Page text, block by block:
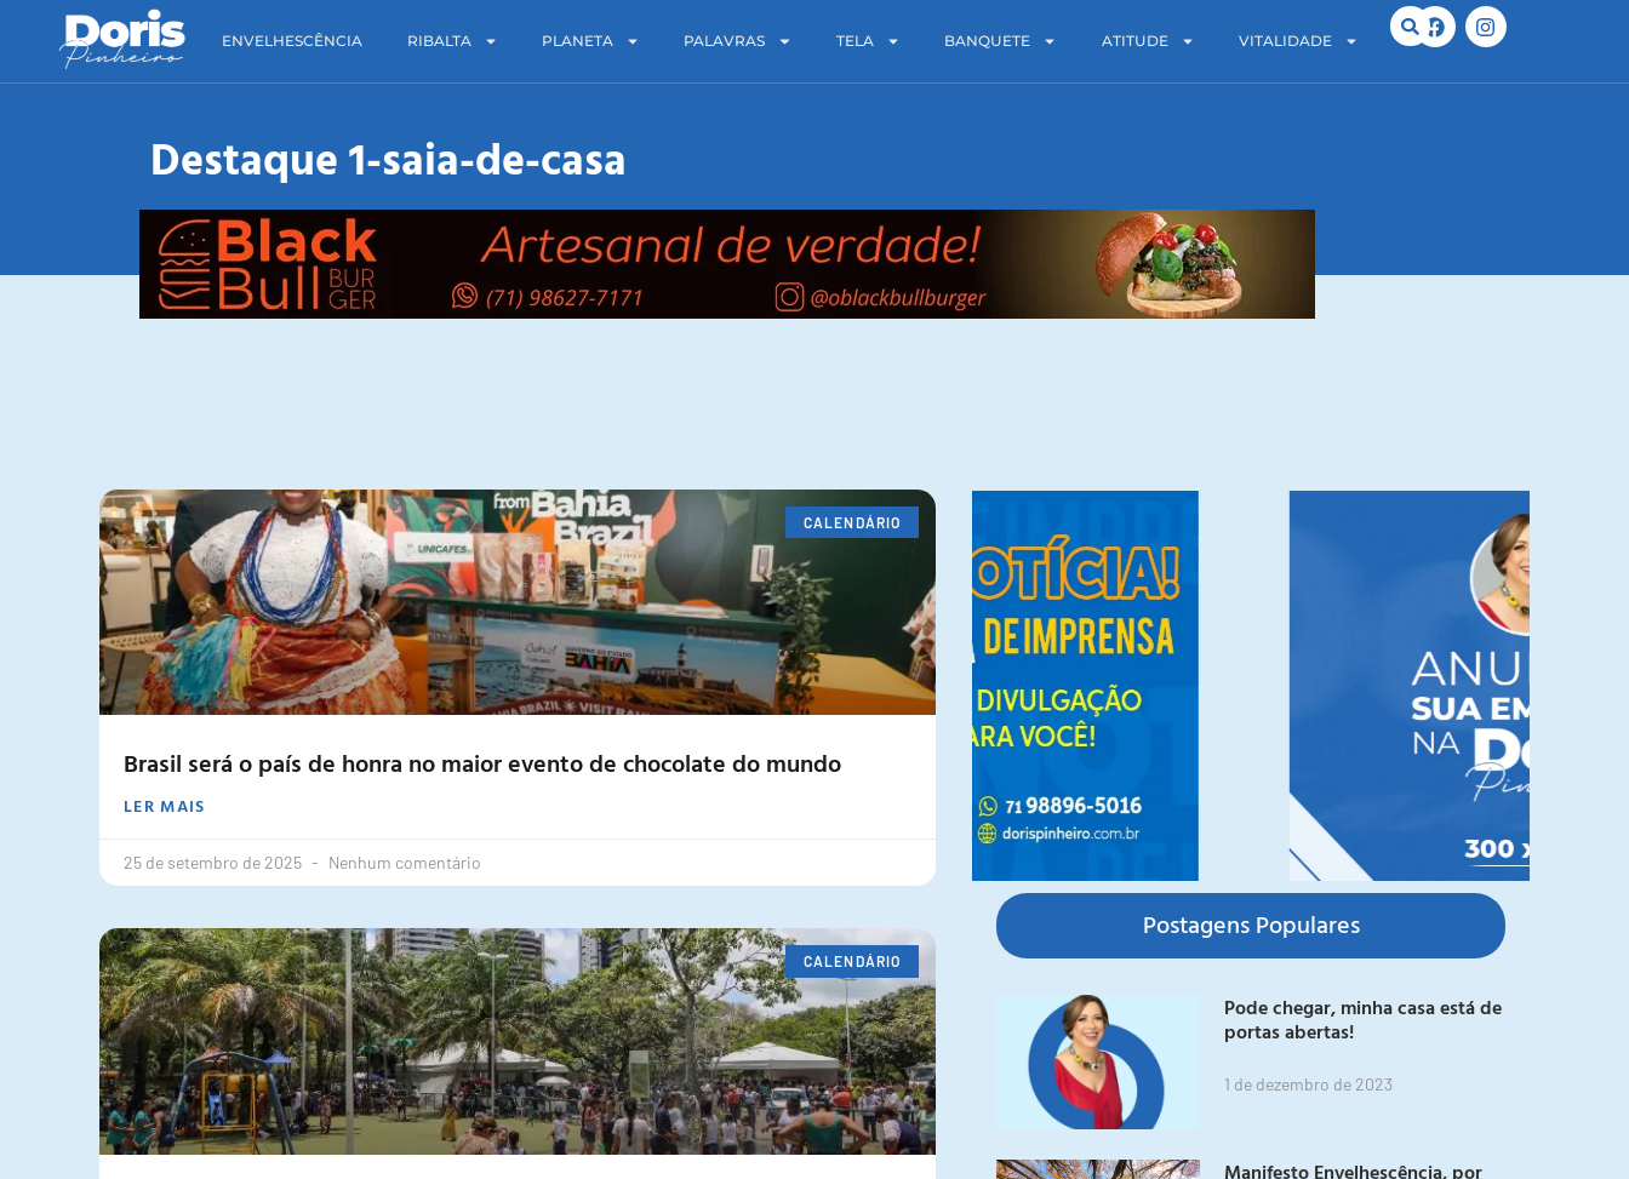
ENVELHESCÊNCIA RIBALTA PLANETA PALAVRAS TELA BANQUETE ATITUDE VITALIDADE
Destaque 1-saia-de-casa
CALENDÁRIO
Brasil será o país de honra no maior evento de chocolate do mundo
LER MAIS
25 de setembro de 2025 Nenhum comentário
CALENDÁRIO
Postagens Populares
Pode chegar, minha casa está de
portas abertas!
1 de dezembro de 2023
Manifesto Envelhescência, por